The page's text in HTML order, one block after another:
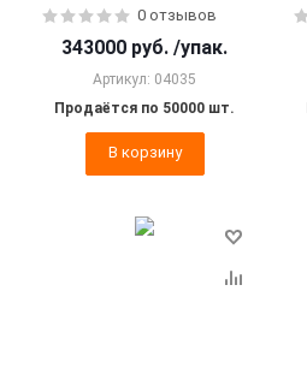
10×5×31 см, 50000 шт.
0 отзывов
343000 руб. /упак.
Артикул: 04035
Продаётся по 50000 шт.
В корзину